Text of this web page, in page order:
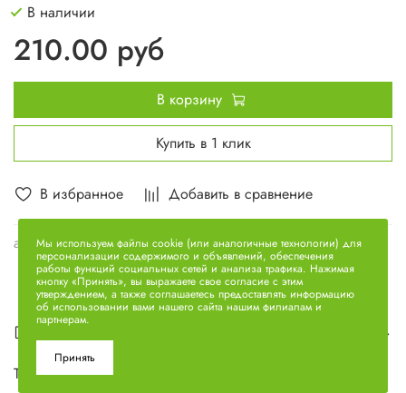
В избранное Добавить в сравнение
арт.236-1111620
В наличии
210.00 руб
В корзину
Купить в 1 клик
Описание
Трубка 236-1111620
Мы используем файлы cookie (или аналогичные технологии) для
персонализации содержимого и объявлений, обеспечения
работы функций социальных сетей и анализа трафика. Нажимая
кнопку «Принять», вы выражаете свое согласие с этим
утверждением, а также соглашаетесь предоставлять информацию
об использовании вами нашего сайта нашим филиалам и
партнерам.
Принять